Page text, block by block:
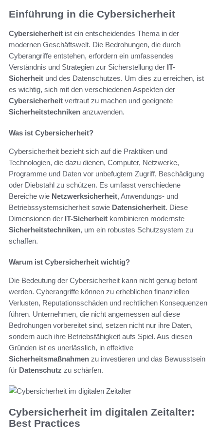
Einführung in die Cybersicherheit
Cybersicherheit ist ein entscheidendes Thema in der
modernen Geschäftswelt. Die Bedrohungen, die durch
Cyberangriffe entstehen, erfordern ein umfassendes
Verständnis und Strategien zur Sicherstellung der IT-
Sicherheit und des Datenschutzes. Um dies zu erreichen, ist
es wichtig, sich mit den verschiedenen Aspekten der
Cybersicherheit vertraut zu machen und geeignete
Sicherheitstechniken anzuwenden.
Was ist Cybersicherheit?
Cybersicherheit bezieht sich auf die Praktiken und
Technologien, die dazu dienen, Computer, Netzwerke,
Programme und Daten vor unbefugtem Zugriff, Beschädigung
oder Diebstahl zu schützen. Es umfasst verschiedene
Bereiche wie Netzwerksicherheit, Anwendungs- und
Betriebssystemsicherheit sowie Datensicherheit. Diese
Dimensionen der IT-Sicherheit kombinieren modernste
Sicherheitstechniken, um ein robustes Schutzsystem zu
schaffen.
Warum ist Cybersicherheit wichtig?
Die Bedeutung der Cybersicherheit kann nicht genug betont
werden. Cyberangriffe können zu erheblichen finanziellen
Verlusten, Reputationsschäden und rechtlichen Konsequenzen
führen. Unternehmen, die nicht angemessen auf diese
Bedrohungen vorbereitet sind, setzen nicht nur ihre Daten,
sondern auch ihre Betriebsfähigkeit aufs Spiel. Aus diesen
Gründen ist es unerlässlich, in effektive
Sicherheitsmaßnahmen zu investieren und das Bewusstsein
für Datenschutz zu schärfen.
Cybersicherheit im digitalen Zeitalter:
Best Practices